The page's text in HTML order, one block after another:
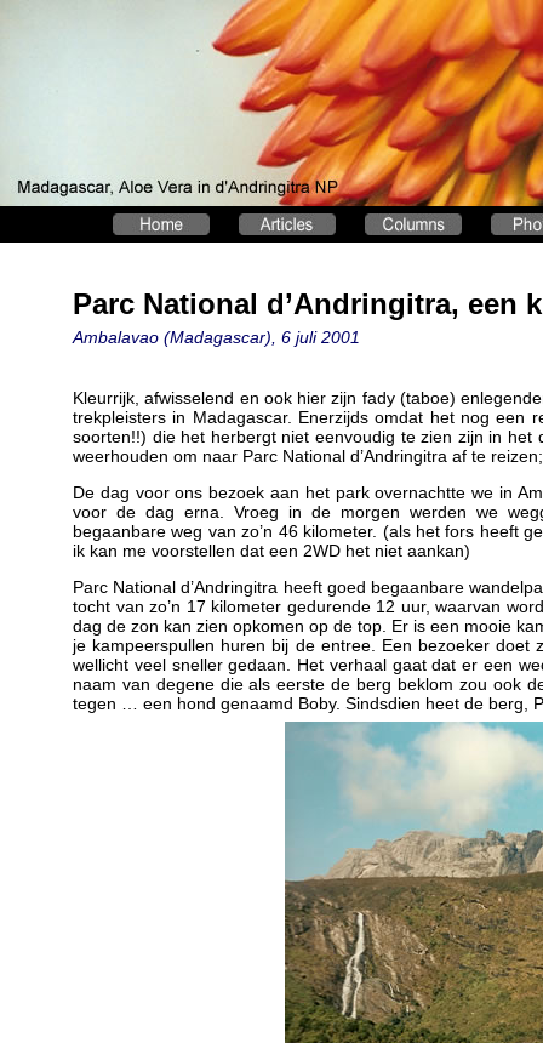
Parc National d’Andringitra, een
Ambalavao (Madagascar), 6 juli 2001
Kleurrijk, afwisselend en ook hier zijn fady (taboe)
trekpleisters in Madagascar. Enerzijds omdat het nog een
soorten!!) die het herbergt niet eenvoudig te zien zijn in
weerhouden om naar Parc National d’Andringitra af te
De dag voor ons bezoek aan het park overnachtte we in
voor de dag erna. Vroeg in de morgen werden we
begaanbare weg van zo’n 46 kilometer. (als het fors heeft
ik kan me voorstellen dat een 2WD het niet aankan)
Parc National d’Andringitra heeft goed begaanbare
tocht van zo’n 17 kilometer gedurende 12 uur, waarvan
dag de zon kan zien opkomen op de top. Er is een mooie
je kampeerspullen huren bij de entree. Een bezoeker
wellicht veel sneller gedaan. Het verhaal gaat dat er een
naam van degene die als eerste de berg beklom zou ook
tegen … een hond genaamd Boby. Sindsdien heet de berg,